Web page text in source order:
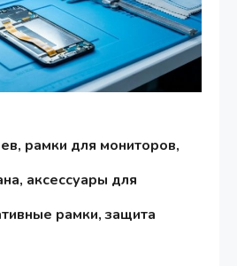
рамки для мониторов,
аксессуары для
рамки, защита